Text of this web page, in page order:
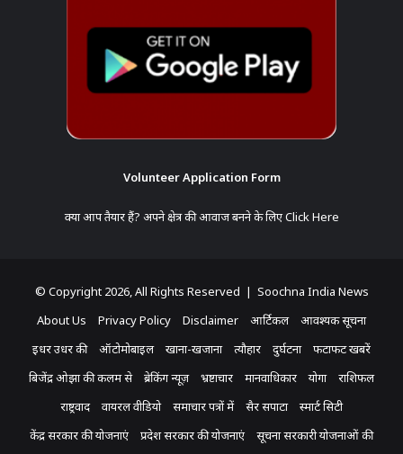
Volunteer Application Form
क्या आप तैयार हैं? अपने क्षेत्र की आवाज बनने के लिएClick Here
© Copyright 2026, All Rights Reserved | Soochna India News
About Us
Privacy Policy Disclaimer आर्टिकल
आवश्यक सूचना
इधर उधर की
ऑटोमोबाइल खाना-खजाना त्यौहार दुर्घटना
फटाफट खबरें
बिजेंद्र ओझा की कलम से
ब्रेकिंग न्यूज़ भ्रष्टाचार मानवाधिकार योगा
राशिफल
राष्ट्रवाद
वायरल वीडियो समाचार पत्रों में सैर सपाटा
स्मार्ट सिटी
केंद्र सरकार की योजनाएं
प्रदेश सरकार की योजनाएं सूचना सरकारी योजनाओं की